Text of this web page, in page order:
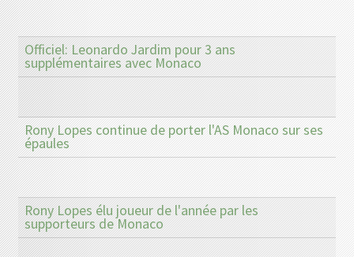
Officiel: Leonardo Jardim pour 3 ans
supplémentaires avec Monaco
Rony Lopes continue de porter l'AS Monaco sur ses
épaules
Rony Lopes élu joueur de l'année par les
supporteurs de Monaco